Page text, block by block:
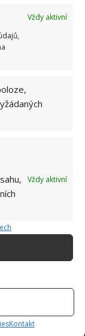
Vždy aktivní
Vždy aktivní
Kontakt